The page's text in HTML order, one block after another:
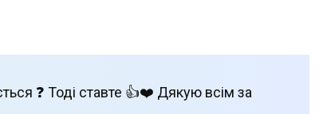
❓ Тоді ставте 👍❤️ Дякую всім за